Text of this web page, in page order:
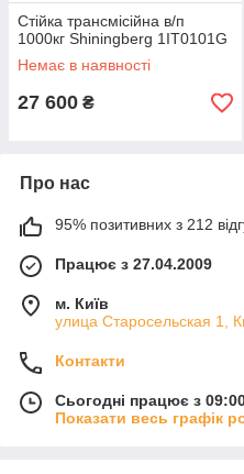
Стійка трансмісійна в/п
1000кг Shiningberg 1IT0101G
Немає в наявності
27 600 ₴
Про нас
95% позитивних з 212
Працює з 27.04.2009
м. Київ
улица Старосельская 1,
Контакти
Сьогодні працює з
Показати весь графік